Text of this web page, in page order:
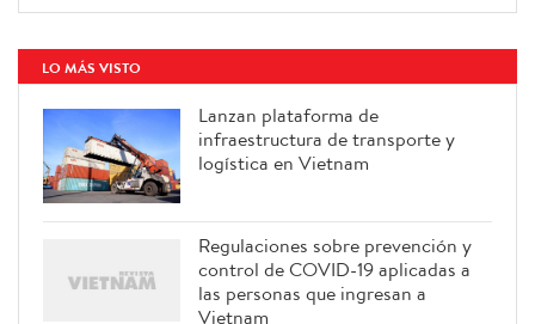
LO MÁS VISTO
Lanzan plataforma de
infraestructura de transporte y
logística en Vietnam
Regulaciones sobre prevención y
control de COVID-19 aplicadas a
las personas que ingresan a
Vietnam